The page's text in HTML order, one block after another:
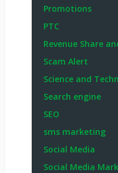
Promotions
PTC
Revenue Share
Scam Alert
Science and
Search engine
SEO
sms marketing
Social Media
Social Media